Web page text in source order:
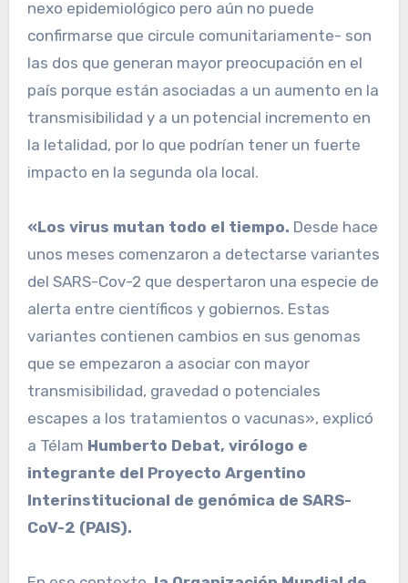
nexo epidemiológico pero aún no puede
confirmarse que circule comunitariamente- son
las dos que generan mayor preocupación en el
país porque están asociadas a un aumento en la
transmisibilidad y a un potencial incremento en
la letalidad, por lo que podrían tener un fuerte
impacto en la segunda ola local.
«Los virus mutan todo el tiempo. Desde hace
unos meses comenzaron a detectarse variantes
del SARS-Cov-2 que despertaron una especie de
alerta entre científicos y gobiernos. Estas
variantes contienen cambios en sus genomas
que se empezaron a asociar con mayor
transmisibilidad, gravedad o potenciales
escapes a los tratamientos o vacunas», explicó
a Télam Humberto Debat, virólogo e
integrante del Proyecto Argentino
Interinstitucional de genómica de SARS-
CoV-2 (PAIS).